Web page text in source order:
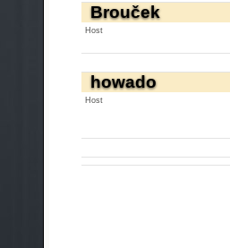
Brouček
Host
howado
Host